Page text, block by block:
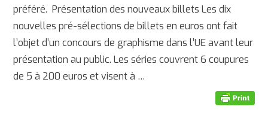
préféré. Présentation des nouveaux billets Les dix
nouvelles pré-sélections de billets en euros ont fait
l’objet d’un concours de graphisme dans l’UE avant leur
présentation au public. Les séries couvrent 6 coupures
de 5 à 200 euros et visent à …